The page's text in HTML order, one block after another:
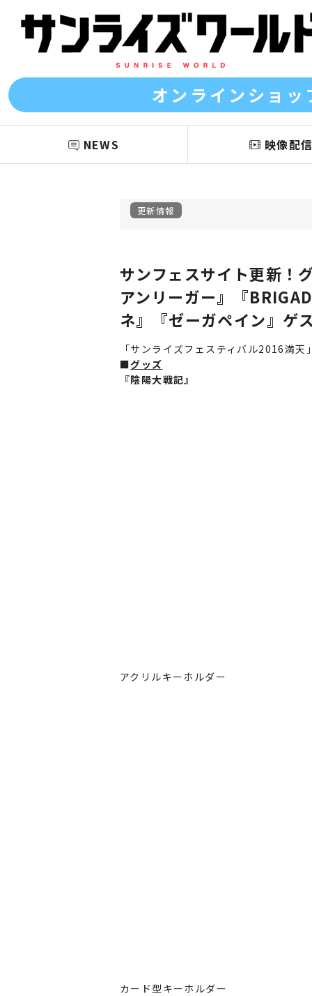
オンラインショッ
NEWS 映像配信
更新情報
サンフェスサイト更新！
アンリーガー』『
ネ』『ゼーガペイン』ゲ
「サンライズフェスティバル2016満天
■グッズ
『陰陽大戦記』
アクリルキーホルダー
カード型キーホルダー